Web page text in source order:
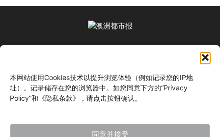
本网站使用Cookies技术以提升浏览体验（例如记录您的IP地
址）。记录储存在您的浏览器中。如您同意下方的“Privacy
Policy”和《隐私条款》，请点击按钮确认。
同意并接受
关注我们